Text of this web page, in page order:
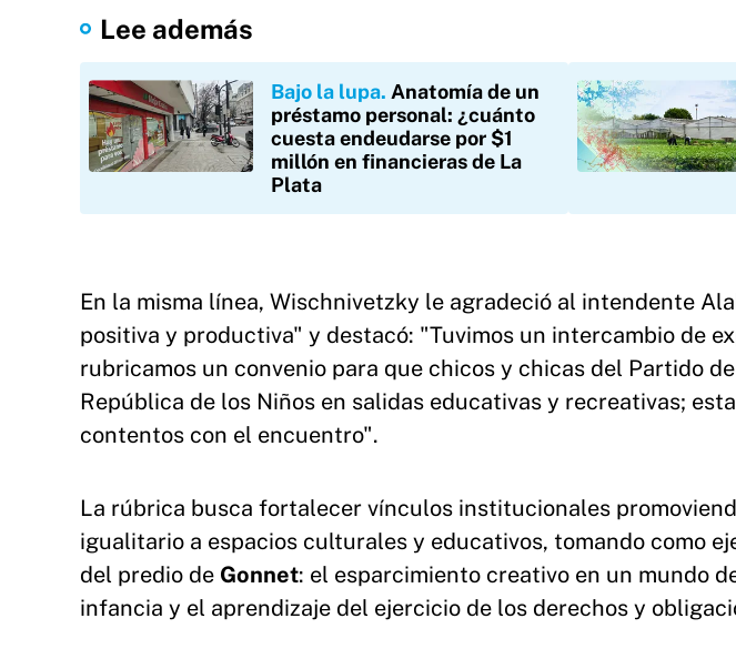
Lee además
Bajo la lupa Anatomía de un
préstamo personal: ¿cuánto
cuesta endeudarse por $1
millón en financieras de La
Plata
En la misma línea, Wischnivetzky le agradeció al intendente
positiva y productiva" y destacó: "Tuvimos un intercambio de
rubricamos un convenio para que chicos y chicas del Partido
República de los Niños en salidas educativas y recreativas;
contentos con el encuentro".
La rúbrica busca fortalecer vínculos institucionales
igualitario a espacios culturales y educativos, tomando como
del predio de Gonnet: el esparcimiento creativo en un mundo
infancia y el aprendizaje del ejercicio de los derechos y